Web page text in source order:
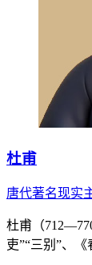
杜甫
唐代著名现实
杜甫（
吏”“三别”、